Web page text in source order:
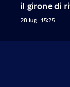
il girone di
28 lug - 15:25